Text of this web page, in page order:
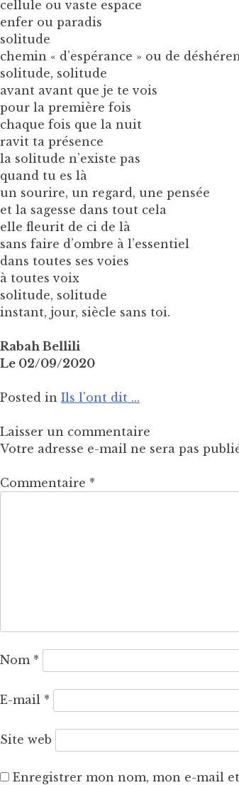
cellule ou vaste espace
enfer ou paradis
solitude
chemin « d’espérance » ou de
solitude, solitude
avant avant que je te vois
pour la première fois
chaque fois que la nuit
ravit ta présence
la solitude n’existe pas
quand tu es là
un sourire, un regard, une pensée
et la sagesse dans tout cela
elle fleurit de ci de là
sans faire d’ombre à l’essentiel
dans toutes ses voies
à toutes voix
solitude, solitude
instant, jour, siècle sans toi.
Rabah Bellili
Le 02/09/2020
Posted in Ils l'ont dit ...
Laisser un commentaire
Votre adresse e-mail ne sera pas
Commentaire *
Nom *
E-mail *
Site web
Enregistrer mon nom, mon e-mail